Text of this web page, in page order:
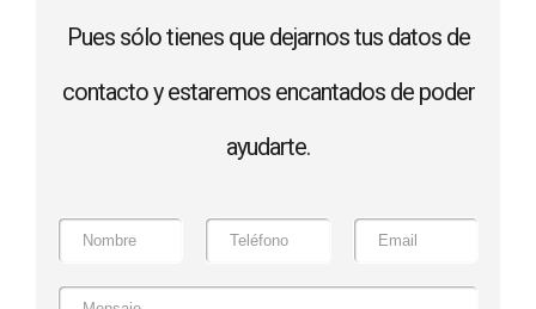
Pues sólo tienes que dejarnos tus datos de
contacto y estaremos encantados de poder
ayudarte.